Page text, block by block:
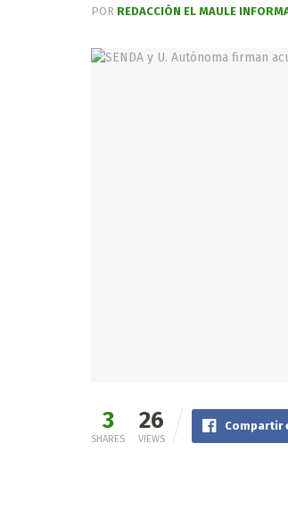
POR REDACCIÓN EL MAULE
3
SHARES
26
VIEWS
Compartir